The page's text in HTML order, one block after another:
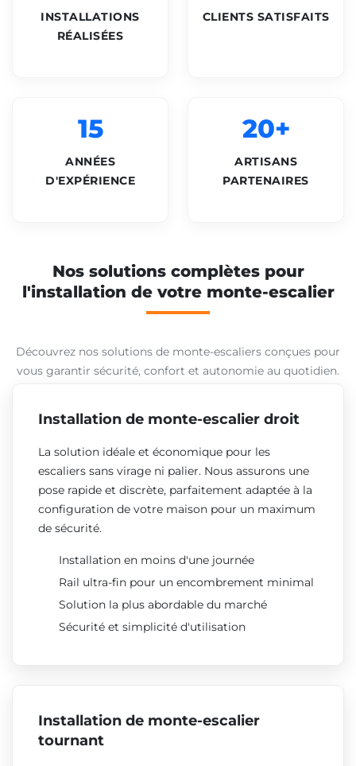
INSTALLATIONS
RÉALISÉES
CLIENTS SATISFAITS
15
ANNÉES
D'EXPÉRIENCE
20+
ARTISANS
PARTENAIRES
Nos solutions complètes pour
l'installation de votre monte-escalier
Découvrez nos solutions de monte-escaliers conçues pour
vous garantir sécurité, confort et autonomie au quotidien.
Installation de monte-escalier droit
La solution idéale et économique pour les
escaliers sans virage ni palier. Nous assurons une
pose rapide et discrète, parfaitement adaptée à la
configuration de votre maison pour un maximum
de sécurité.
Installation en moins d'une journée
Rail ultra-fin pour un encombrement minimal
Solution la plus abordable du marché
Sécurité et simplicité d'utilisation
Installation de monte-escalier
tournant